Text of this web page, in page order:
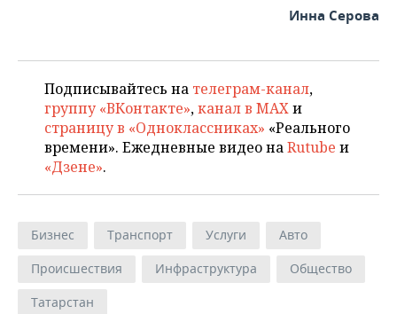
Инна Серова
Подписывайтесь на телеграм-канал,
группу «ВКонтакте»,канал в MAXи
страницу в «Одноклассниках» «Реального
времени». Ежедневные видео наRutube и
«Дзене».
Бизнес Транспорт Услуги
Авто
Происшествия
Инфраструктура
Общество
Татарстан